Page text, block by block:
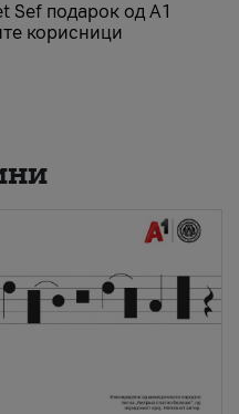
Sеf подарок од А1
корисници